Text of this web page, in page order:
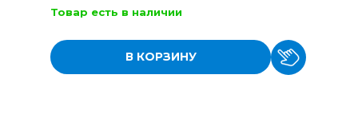
Товар есть в наличии
В КОРЗИНУ